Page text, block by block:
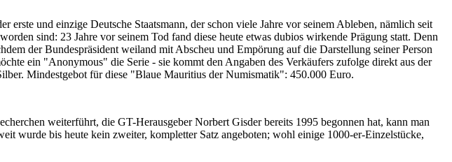
und einzige Deutsche Staatsmann, der schon viele Jahre vor seinem Ableben, nämlich seit
sind: 23 Jahre vor seinem Tod fand diese heute etwas dubios wirkende Prägung statt. Denn
der Bundespräsident weiland mit Abscheu und Empörung auf die Darstellung seiner Person
ein "Anonymous" die Serie - sie kommt den Angaben des Verkäufers zufolge direkt aus der
Mindestgebot für diese "Blaue Mauritius der Numismatik": 450.000 Euro.
weiterführt, die GT-Herausgeber Norbert Gisder bereits 1995 begonnen hat, kann man
wurde bis heute kein zweiter, kompletter Satz angeboten; wohl einige 1000-er-Einzelstücke,